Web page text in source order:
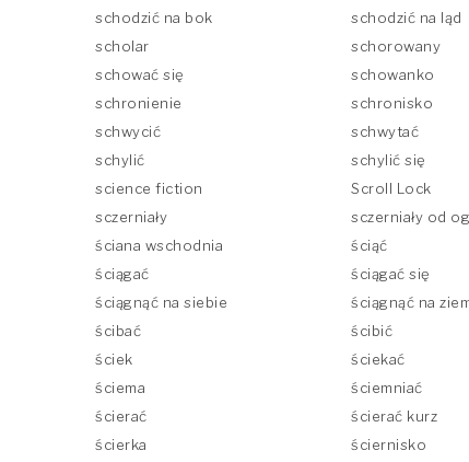
schodzić na bok
schodzić na ląd
scholar
schorowany
schować się
schowanko
schronienie
schronisko
schwycić
schwytać
schylić
schylić się
science fiction
Scroll Lock
sczerniały
sczerniały od
ściana wschodnia
ściąć
ściągać
ściągać się
ściągnąć na siebie
ściągnąć na
ścibać
ścibić
ściek
ściekać
ściema
ściemniać
ścierać
ścierać kurz
ścierka
ściernisko